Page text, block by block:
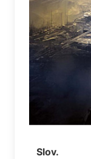
Slov.